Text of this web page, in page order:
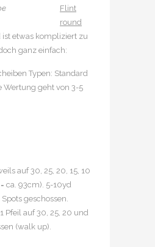
Flint
round
ist etwas kompliziert zu
ganz einfach:
Typen: Standard
Wertung geht von 3-5
auf 30, 25, 20, 15, 10
ca. 93cm). 5-10yd
geschossen.
Pfeil auf 30, 25, 20 und
(walk up).